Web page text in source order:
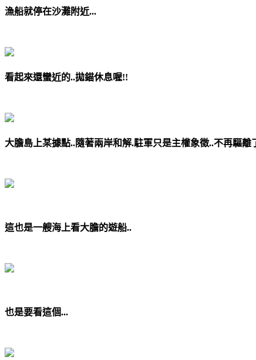
漁船就停在沙灘附近...
看起來還蠻近的..拋錨休息喔!!
大膽島上某據點..隨著兩岸和解.駐軍只是主權象徵..不再驅離
這也是一艘海上看大膽的遊船..
也是要看這個...